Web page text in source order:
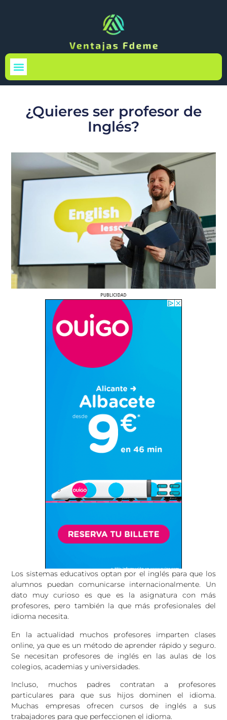
¿Quieres ser profesor de
Inglés?
Los sistemas educativos optan por el inglés para que los
alumnos puedan comunicarse internacionalmente. Un
dato muy curioso es que es la asignatura con más
profesores, pero también la que más profesionales del
idioma necesita.
En la actualidad muchos profesores imparten clases
online, ya que es un método de aprender rápido y seguro.
Se necesitan profesores de inglés en las aulas de los
colegios, academias y universidades.
Incluso, muchos padres contratan a profesores
particulares para que sus hijos dominen el idioma.
Muchas empresas ofrecen cursos de inglés a sus
trabajadores para que perfeccionen el idioma.